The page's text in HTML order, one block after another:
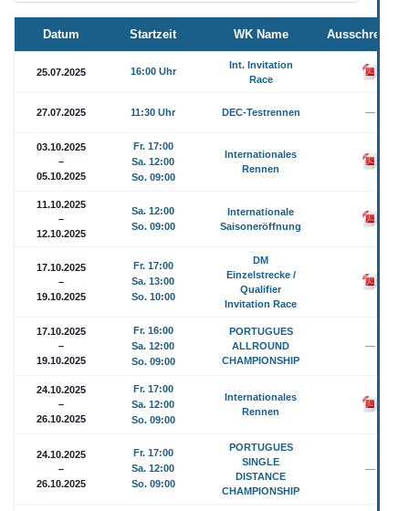
Datum Startzeit WK Name
25.07.2025 16:00 Uhr
Int. Invitation
Race
27.07.2025 11:30 Uhr DEC-Testrennen —
03.10.2025
–
05.10.2025
Fr. 17:00
Sa. 12:00
So. 09:00
Internationales
Rennen
11.10.2025
–
12.10.2025
Sa. 12:00
So. 09:00
Internationale
Saisoneröffnung
17.10.2025
–
19.10.2025
Fr. 17:00
Sa. 13:00
So. 10:00
DM
Einzelstrecke /
Qualifier
Invitation Race
17.10.2025
–
19.10.2025
Fr. 16:00
Sa. 12:00
So. 09:00
PORTUGUES
ALLROUND
CHAMPIONSHIP
—
24.10.2025
–
26.10.2025
Fr. 17:00
Sa. 12:00
So. 09:00
Internationales
Rennen
24.10.2025
–
26.10.2025
Fr. 17:00
Sa. 12:00
So. 09:00
PORTUGUES
SINGLE
DISTANCE
CHAMPIONSHIP
—